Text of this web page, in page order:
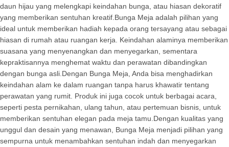
daun hijau yang melengkapi keindahan bunga, atau hiasan dekoratif
yang memberikan sentuhan kreatif.Bunga Meja adalah pilihan yang
ideal untuk memberikan hadiah kepada orang tersayang atau sebagai
hiasan di rumah atau ruangan kerja. Keindahan alaminya memberikan
suasana yang menyenangkan dan menyegarkan, sementara
kepraktisannya menghemat waktu dan perawatan dibandingkan
dengan bunga asli.Dengan Bunga Meja, Anda bisa menghadirkan
keindahan alam ke dalam ruangan tanpa harus khawatir tentang
perawatan yang rumit. Produk ini juga cocok untuk berbagai acara,
seperti pesta pernikahan, ulang tahun, atau pertemuan bisnis, untuk
memberikan sentuhan elegan pada meja tamu.Dengan kualitas yang
unggul dan desain yang menawan, Bunga Meja menjadi pilihan yang
sempurna untuk menambahkan sentuhan indah dan menyegarkan